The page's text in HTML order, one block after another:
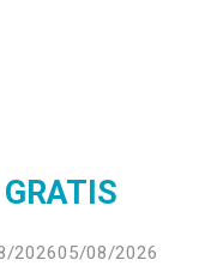
202605/08/2026